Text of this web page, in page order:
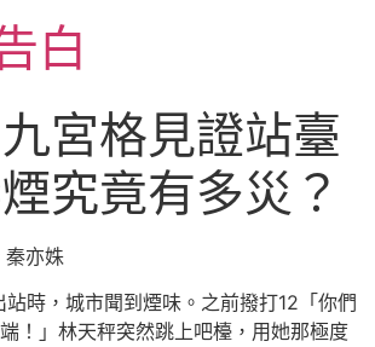
白
宮格見證站臺
究竟有多災？
秦亦姝
站時，城市聞到煙味。之前撥打12「你們
！」林天秤突然跳上吧檯，用她那極度